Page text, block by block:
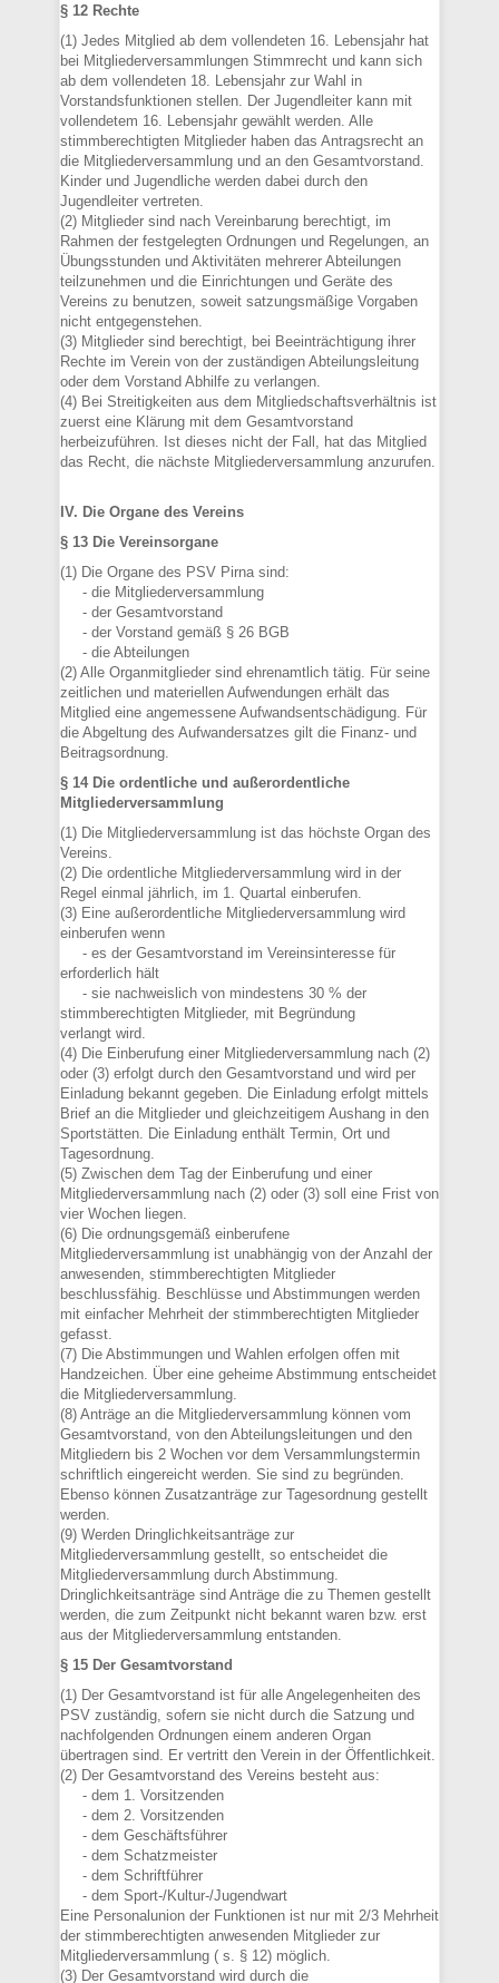
§ 12 Rechte
(1) Jedes Mitglied ab dem vollendeten 16. Lebensjahr hat
bei Mitgliederversammlungen Stimmrecht und kann sich
ab dem vollendeten 18. Lebensjahr zur Wahl in
Vorstandsfunktionen stellen. Der Jugendleiter kann mit
vollendetem 16. Lebensjahr gewählt werden. Alle
stimmberechtigten Mitglieder haben das Antragsrecht an
die Mitgliederversammlung und an den Gesamtvorstand.
Kinder und Jugendliche werden dabei durch den
Jugendleiter vertreten.
(2) Mitglieder sind nach Vereinbarung berechtigt, im
Rahmen der festgelegten Ordnungen und Regelungen, an
Übungsstunden und Aktivitäten mehrerer Abteilungen
teilzunehmen und die Einrichtungen und Geräte des
Vereins zu benutzen, soweit satzungsmäßige Vorgaben
nicht entgegenstehen.
(3) Mitglieder sind berechtigt, bei Beeinträchtigung ihrer
Rechte im Verein von der zuständigen Abteilungsleitung
oder dem Vorstand Abhilfe zu verlangen.
(4) Bei Streitigkeiten aus dem Mitgliedschaftsverhältnis ist
zuerst eine Klärung mit dem Gesamtvorstand
herbeizuführen. Ist dieses nicht der Fall, hat das Mitglied
das Recht, die nächste Mitgliederversammlung anzurufen.
IV. Die Organe des Vereins
§ 13 Die Vereinsorgane
(1) Die Organe des PSV Pirna sind:
- die Mitgliederversammlung
- der Gesamtvorstand
- der Vorstand gemäß § 26 BGB
- die Abteilungen
(2) Alle Organmitglieder sind ehrenamtlich tätig. Für seine
zeitlichen und materiellen Aufwendungen erhält das
Mitglied eine angemessene Aufwandsentschädigung. Für
die Abgeltung des Aufwandersatzes gilt die Finanz- und
Beitragsordnung.
§ 14 Die ordentliche und außerordentliche
Mitgliederversammlung
(1) Die Mitgliederversammlung ist das höchste Organ des
Vereins.
(2) Die ordentliche Mitgliederversammlung wird in der
Regel einmal jährlich, im 1. Quartal einberufen.
(3) Eine außerordentliche Mitgliederversammlung wird
einberufen wenn
- es der Gesamtvorstand im Vereinsinteresse für
erforderlich hält
- sie nachweislich von mindestens 30 % der
stimmberechtigten Mitglieder, mit Begründung
verlangt wird.
(4) Die Einberufung einer Mitgliederversammlung nach (2)
oder (3) erfolgt durch den Gesamtvorstand und wird per
Einladung bekannt gegeben. Die Einladung erfolgt mittels
Brief an die Mitglieder und gleichzeitigem Aushang in den
Sportstätten. Die Einladung enthält Termin, Ort und
Tagesordnung.
(5) Zwischen dem Tag der Einberufung und einer
Mitgliederversammlung nach (2) oder (3) soll eine Frist von
vier Wochen liegen.
(6) Die ordnungsgemäß einberufene
Mitgliederversammlung ist unabhängig von der Anzahl der
anwesenden, stimmberechtigten Mitglieder
beschlussfähig. Beschlüsse und Abstimmungen werden
mit einfacher Mehrheit der stimmberechtigten Mitglieder
gefasst.
(7) Die Abstimmungen und Wahlen erfolgen offen mit
Handzeichen. Über eine geheime Abstimmung entscheidet
die Mitgliederversammlung.
(8) Anträge an die Mitgliederversammlung können vom
Gesamtvorstand, von den Abteilungsleitungen und den
Mitgliedern bis 2 Wochen vor dem Versammlungstermin
schriftlich eingereicht werden. Sie sind zu begründen.
Ebenso können Zusatzanträge zur Tagesordnung gestellt
werden.
(9) Werden Dringlichkeitsanträge zur
Mitgliederversammlung gestellt, so entscheidet die
Mitgliederversammlung durch Abstimmung.
Dringlichkeitsanträge sind Anträge die zu Themen gestellt
werden, die zum Zeitpunkt nicht bekannt waren bzw. erst
aus der Mitgliederversammlung entstanden.
§ 15 Der Gesamtvorstand
(1) Der Gesamtvorstand ist für alle Angelegenheiten des
PSV zuständig, sofern sie nicht durch die Satzung und
nachfolgenden Ordnungen einem anderen Organ
übertragen sind. Er vertritt den Verein in der Öffentlichkeit.
(2) Der Gesamtvorstand des Vereins besteht aus:
- dem 1. Vorsitzenden
- dem 2. Vorsitzenden
- dem Geschäftsführer
- dem Schatzmeister
- dem Schriftführer
- dem Sport-/Kultur-/Jugendwart
Eine Personalunion der Funktionen ist nur mit 2/3 Mehrheit
der stimmberechtigten anwesenden Mitglieder zur
Mitgliederversammlung ( s. § 12) möglich.
(3) Der Gesamtvorstand wird durch die